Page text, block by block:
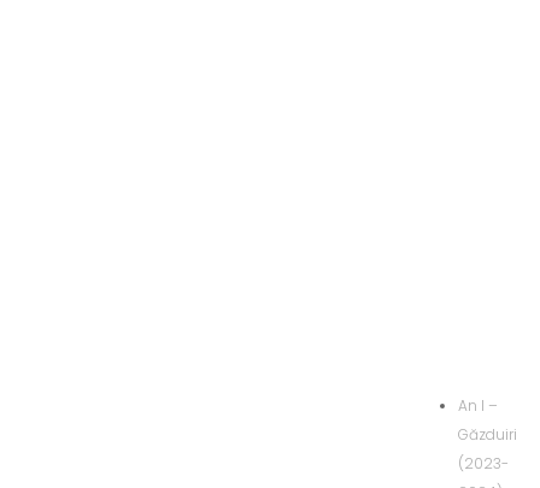
An I –
Găzduiri
(2023-